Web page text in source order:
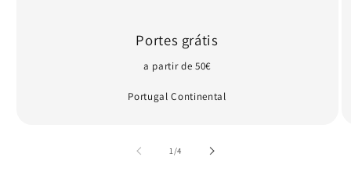
Portes grátis
a partir de 50€
Portugal Continental
1/de
4